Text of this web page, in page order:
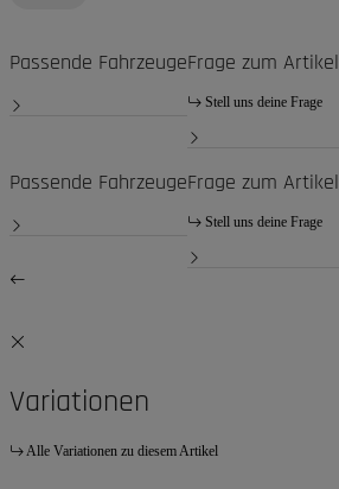
Passende FahrzeugeFrage zum Artikel
Stell uns deine Frage
Passende FahrzeugeFrage zum Artikel
Stell uns deine Frage
Variationen
Alle Variationen zu diesem Artikel